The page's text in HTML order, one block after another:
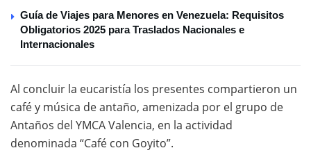
Guía de Viajes para Menores en Venezuela: Requisitos
Obligatorios 2025 para Traslados Nacionales e
Internacionales
Al concluir la eucaristía los presentes compartieron un
café y música de antaño, amenizada por el grupo de
Antaños del YMCA Valencia, en la actividad
denominada “Café con Goyito”.